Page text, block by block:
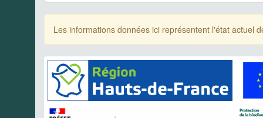
Les informations données ici représentent l'état actuel